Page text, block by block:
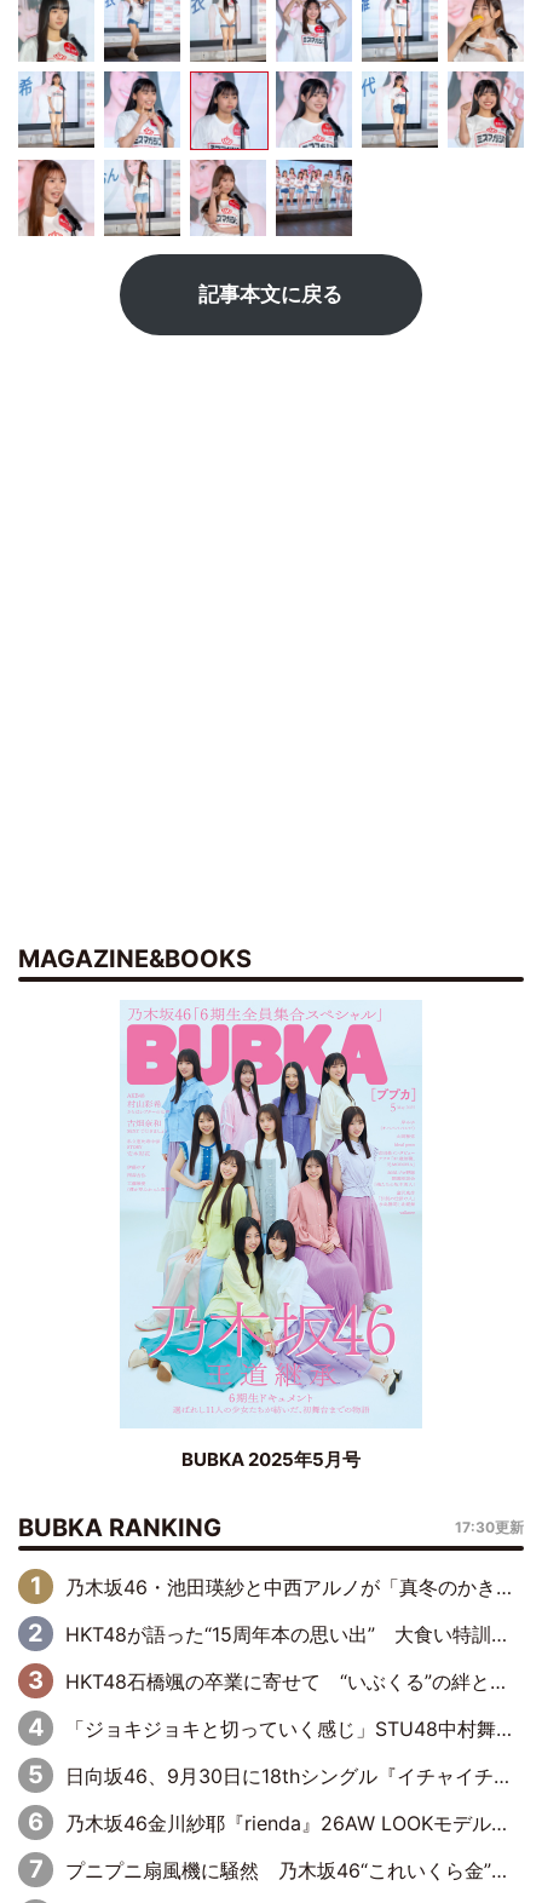
記事本文に戻る
MAGAZINE&BOOKS
BUBKA 2025年5月号
BUBKA RANKING 17:30更新
乃木坂46・池田瑛紗と中西アルノが「真冬のかき氷」騒動で火花散らす！ 因縁の裏にあるのは、逆境をともに“凌”ぐ似た者同士の絆
HKT48が語った“15周年本の思い出” 大食い特訓・守護霊企画・制服グラビア…盛りだくさんの裏話
HKT48石橋颯の卒業に寄せて “いぶくる”の絆と後輩・龍頭綺音の決意
「ジョキジョキと切っていく感じ」STU48中村舞、新しい挑戦は自らの手で
日向坂46、9月30日に18thシングル『イチャイチャ虫』の発売決定！ フォーメーションは『日向坂で会いましょう』にて発表
乃木坂46金川紗耶『rienda』26AW LOOKモデルに就任
プニプニ扇風機に騒然 乃木坂46“これいくら金”延長中は今回もわちゃわちゃ全開